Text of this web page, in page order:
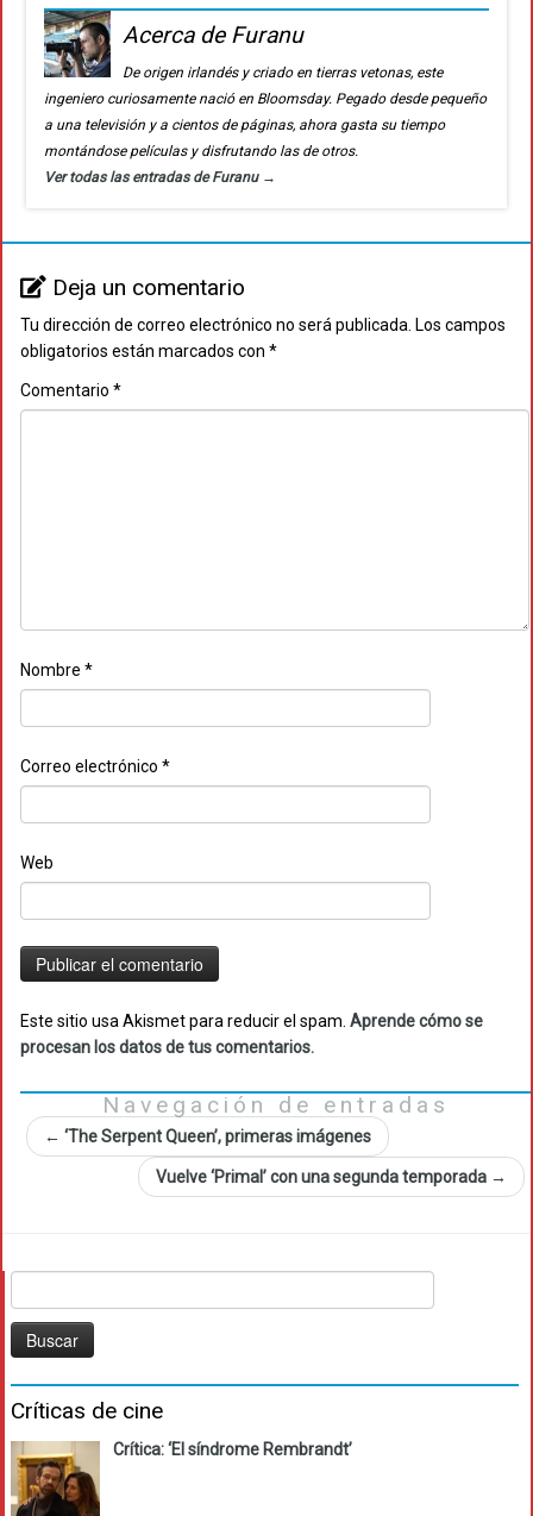
Acerca de Furanu
De origen irlandés y criado en tierras vetonas, este
ingeniero curiosamente nació en Bloomsday. Pegado desde pequeño
a una televisión y a cientos de páginas, ahora gasta su tiempo
montándose películas y disfrutando las de otros.
Ver todas las entradas de Furanu →
Deja un comentario
Tu dirección de correo electrónico no será publicada. Los campos
obligatorios están marcados con *
Comentario *
Nombre *
Correo electrónico *
Web
Este sitio usa Akismet para reducir el spam. Aprende cómo se
procesan los datos de tus comentarios.
Navegación de entradas
← ‘The Serpent Queen’, primeras imágenes
Vuelve ‘Primal’ con una segunda temporada →
Críticas de cine
Crítica: ‘El síndrome Rembrandt’